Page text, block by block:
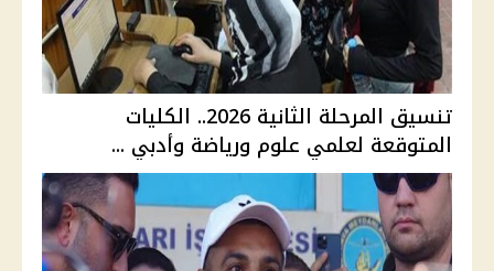
تنسيق المرحلة الثانية 2026.. الكليات
المتوقعة لعلمي علوم ورياضة وأدبي ...